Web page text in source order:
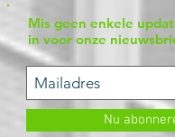
oud-leerling (2)2 posts
Mis geen enkele
in voor onze